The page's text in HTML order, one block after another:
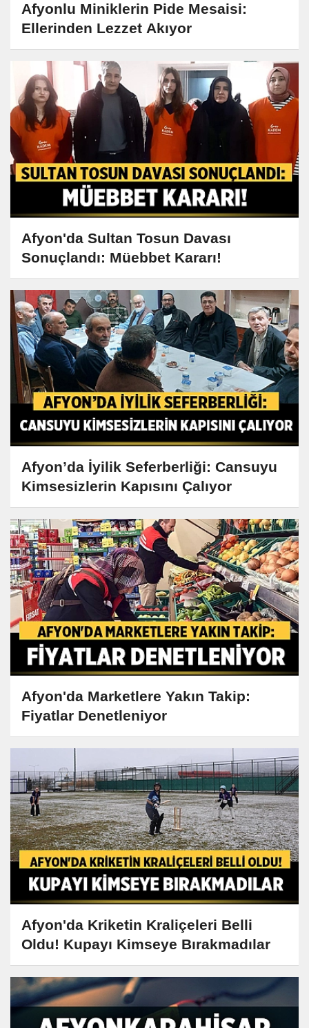
Afyonlu Miniklerin Pide Mesaisi:
Ellerinden Lezzet Akıyor
Afyon'da Sultan Tosun Davası
Sonuçlandı: Müebbet Kararı!
Afyon’da İyilik Seferberliği: Cansuyu
Kimsesizlerin Kapısını Çalıyor
Afyon'da Marketlere Yakın Takip:
Fiyatlar Denetleniyor
Afyon'da Kriketin Kraliçeleri Belli
Oldu! Kupayı Kimseye Bırakmadılar